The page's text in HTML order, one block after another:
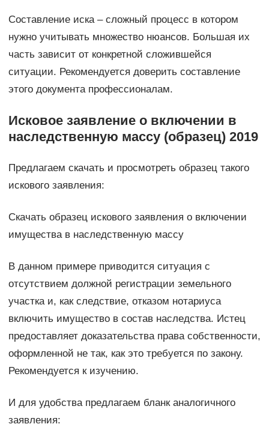
Составление иска – сложный процесс в котором
нужно учитывать множество нюансов. Большая их
часть зависит от конкретной сложившейся
ситуации. Рекомендуется доверить составление
этого документа профессионалам.
Исковое заявление о включении в
наследственную массу (образец) 2019
Предлагаем скачать и просмотреть образец такого
искового заявления:
Скачать образец искового заявления о включении
имущества в наследственную массу
В данном примере приводится ситуация с
отсутствием должной регистрации земельного
участка и, как следствие, отказом нотариуса
включить имущество в состав наследства. Истец
предоставляет доказательства права собственности,
оформленной не так, как это требуется по закону.
Рекомендуется к изучению.
И для удобства предлагаем бланк аналогичного
заявления: